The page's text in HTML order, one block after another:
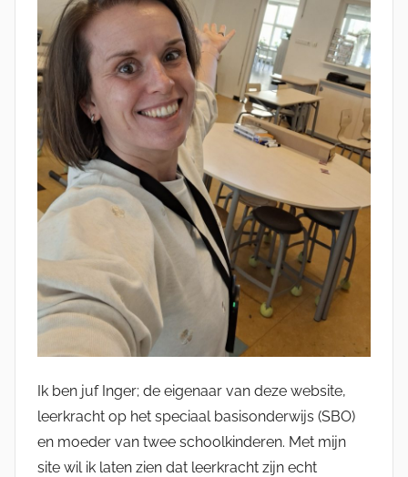
Ik ben juf Inger; de eigenaar van deze website,
leerkracht op het speciaal basisonderwijs (SBO)
en moeder van twee schoolkinderen. Met mijn
site wil ik laten zien dat leerkracht zijn echt